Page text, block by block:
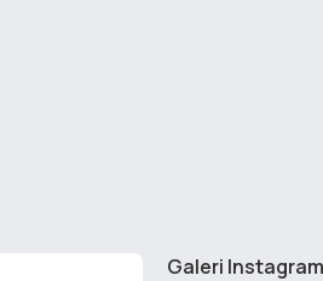
Galeri